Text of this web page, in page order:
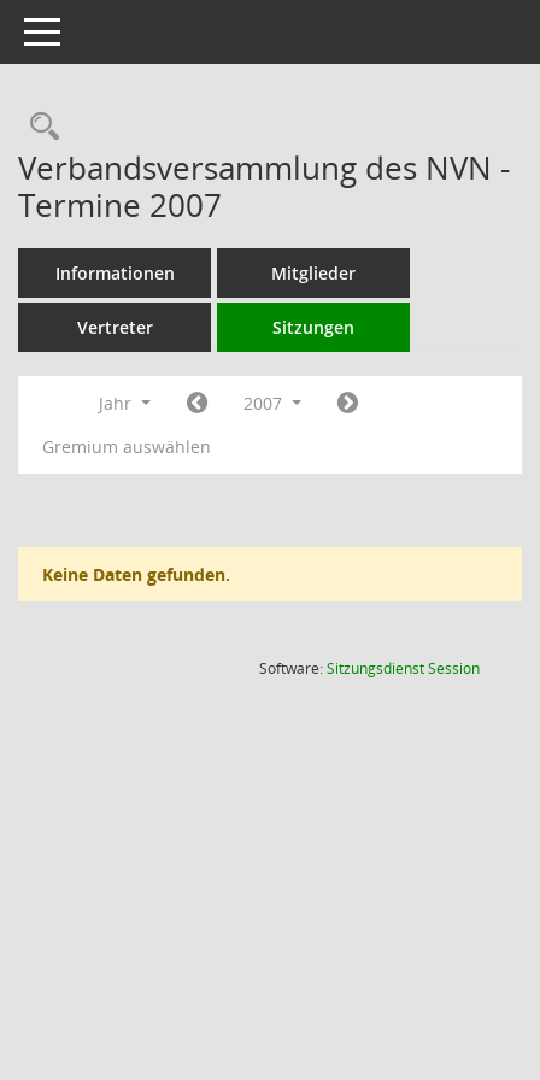
Toggle navigation
Rechercheauswahl
Verbandsversammlung des NVN -
Termine 2007
Informationen Mitglieder
Vertreter Sitzungen
Jahr
2007
Gremium auswählen
Keine Daten gefunden.
Software:SitzungsdienstSession(Wird in